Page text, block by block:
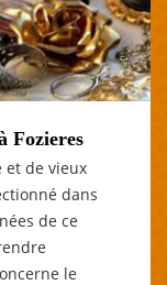
Fozieres
et de vieux
dans
de ce
le